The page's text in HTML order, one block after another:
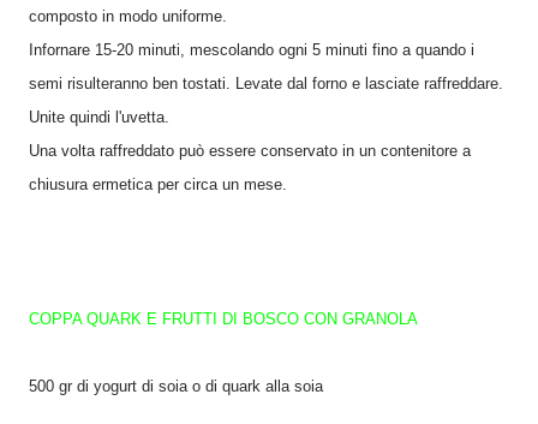
composto in modo uniforme.
Infornare 15-20 minuti, mescolando ogni 5 minuti fino a quando i
semi risulteranno ben tostati. Levate dal forno e lasciate raffreddare.
Unite quindi l'uvetta.
Una volta raffreddato può essere conservato in un contenitore a
chiusura ermetica per circa un mese.
COPPA QUARK E FRUTTI DI BOSCO CON GRANOLA
500 gr di yogurt di soia o di quark alla soia